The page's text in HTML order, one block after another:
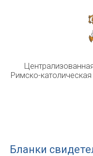
Римско-
Бланки